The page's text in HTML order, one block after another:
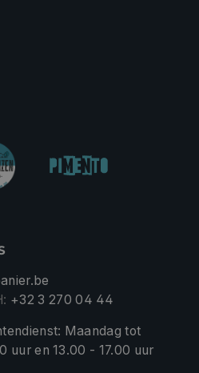
+32 3 270 04 44
Maandag tot
uur en 13.00 - 17.00 uur